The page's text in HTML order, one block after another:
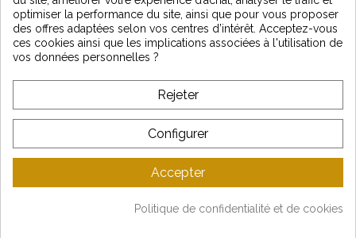
*Dès 99€ d'achat. En vous abonnant à notre newsletter, vous reconnaissez avoir pris
l'acceptez.
A PROPOS DE VINTAGE
SERVICE CLIENT
Gestion des données
optimiser la performance du site, ainsi que pour vous proposer
des offres adaptées selon vos centres d’intérêt. Acceptez-vous
ces cookies ainsi que les implications associées à l'utilisation de
vos données personnelles ?
Rejeter
Configurer
Accepter
Politique de confidentialité et de cookies